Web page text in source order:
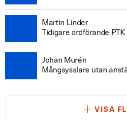
Martin Linder
Tidigare ordförande
Johan Murén
Mångsysslare utan
VISA